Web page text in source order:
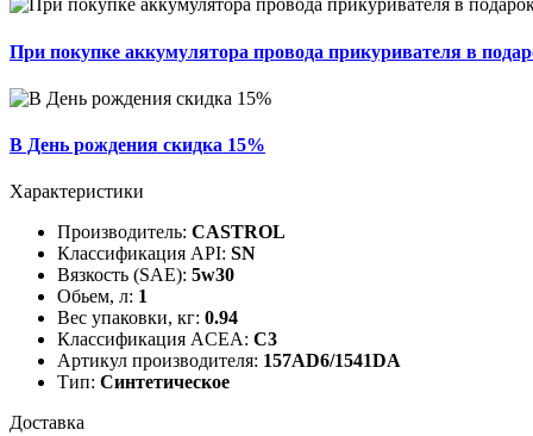
При покупке аккумулятора провода прикуривателя в
В День рождения скидка 15%
Характеристики
Производитель: CASTROL
Классификация API: SN
Вязкость (SAE): 5w30
Обьем, л: 1
Вес упаковки, кг: 0.94
Классификация ACEA: C3
Артикул производителя: 157AD6/1541DA
Тип: Cинтетическое
Доставка